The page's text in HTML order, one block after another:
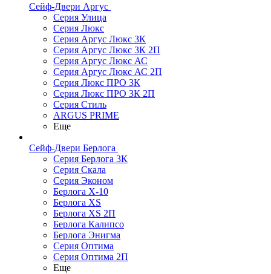
Сейф-Двери Аргус
Серия Улица
Серия Люкс
Серия Аргус Люкс 3К
Серия Аргус Люкс 3К 2П
Серия Аргус Люкс АС
Серия Аргус Люкс АС 2П
Серия Люкс ПРО 3К
Серия Люкс ПРО 3К 2П
Серия Стиль
ARGUS PRIME
Еще
Сейф-Двери Берлога
Серия Берлога 3К
Серия Скала
Серия Эконом
Берлога X-10
Берлога XS
Берлога XS 2П
Берлога Калипсо
Берлога Энигма
Серия Оптима
Серия Оптима 2П
Еще